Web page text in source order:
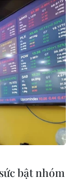
học sinh
năng
minh đối
quy định
Vietnam+)
bật nhóm